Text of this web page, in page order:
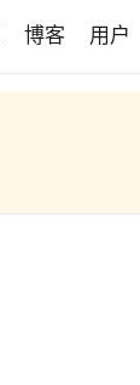
博客 用户